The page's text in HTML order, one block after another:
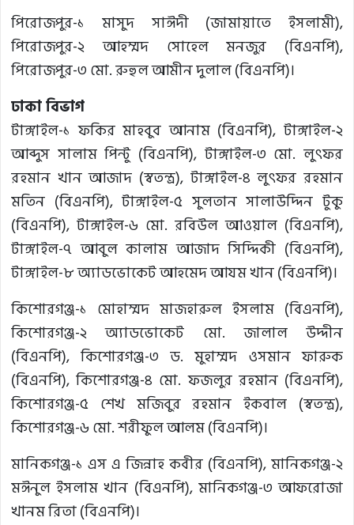
পিরোজপুর-১ মাসুদ সাঈদী (জামায়াতে ইসলামী),
পিরোজপুর-২ আহম্মদ সোহেল মনজুর (বিএনপি),
পিরোজপুর-৩ মো. রুহুল আমীন দুলাল (বিএনপি)।
ঢাকা বিভাগ
টাঙ্গাইল-১ ফকির মাহবুব আনাম (বিএনপি), টাঙ্গাইল-২
আব্দুস সালাম পিন্টু (বিএনপি), টাঙ্গাইল-৩ মো. লুৎফর
রহমান খান আজাদ (স্বতন্ত্র), টাঙ্গাইল-৪ লুৎফর রহমান
মতিন (বিএনপি), টাঙ্গাইল-৫ সুলতান সালাউদ্দিন টুকু
(বিএনপি), টাঙ্গাইল-৬ মো. রবিউল আওয়াল (বিএনপি),
টাঙ্গাইল-৭ আবুল কালাম আজাদ সিদ্দিকী (বিএনপি),
টাঙ্গাইল-৮ অ্যাডভোকেট আহমেদ আযম খান (বিএনপি)।
কিশোরগঞ্জ-১ মোহাম্মদ মাজহারুল ইসলাম (বিএনপি),
কিশোরগঞ্জ-২ অ্যাডভোকেট মো. জালাল উদ্দীন
(বিএনপি), কিশোরগঞ্জ-৩ ড. মুহাম্মদ ওসমান ফারুক
(বিএনপি), কিশোরগঞ্জ-৪ মো. ফজলুর রহমান (বিএনপি),
কিশোরগঞ্জ-৫ শেখ মজিবুর রহমান ইকবাল (স্বতন্ত্র),
কিশোরগঞ্জ-৬ মো. শরীফুল আলম (বিএনপি)।
মানিকগঞ্জ-১ এস এ জিন্নাহ কবীর (বিএনপি), মানিকগঞ্জ-২
মঈনুল ইসলাম খান (বিএনপি), মানিকগঞ্জ-৩ আফরোজা
খানম রিতা (বিএনপি)।